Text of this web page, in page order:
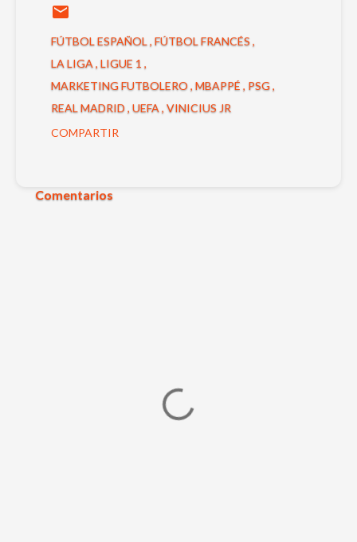
FÚTBOL ESPAÑOL FÚTBOL FRANCÉS
LA LIGA LIGUE 1
MARKETING FUTBOLERO MBAPPÉ
PSG
REAL MADRID UEFA VINICIUS JR
COMPARTIR
Comentarios